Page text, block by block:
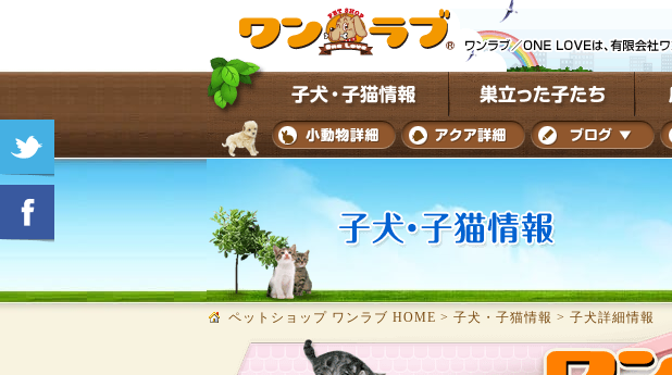
ペットショップ ワンラブ HOME > 子犬・子猫情報 > 子犬詳細情報